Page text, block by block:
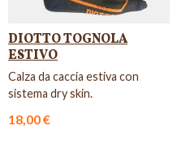
DIOTTO TOGNOLA
ESTIVO
Calza da caccia estiva con
sistema dry skin.
18,00 €